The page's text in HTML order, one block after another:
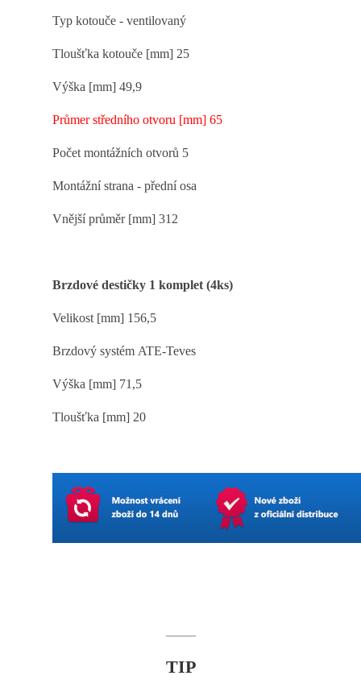
Typ kotouče - ventilovaný
Tloušťka kotouče [mm] 25
Výška [mm] 49,9
Průmer středního otvoru [mm] 65
Počet montážních otvorů 5
Montážní strana - přední osa
Vnější průměr [mm] 312
Brzdové destičky 1 komplet (4ks)
Velikost [mm] 156,5
Brzdový systém ATE-Teves
Výška [mm] 71,5
Tloušťka [mm] 20
TIP